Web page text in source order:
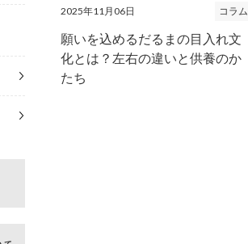
2025年11月06日 コラム
願いを込めるだるまの目入れ文
化とは？左右の違いと供養のか
たち